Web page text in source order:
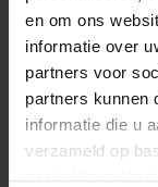
en om ons
informatie over
partners voor
partners kunnen
informatie die u
verzameld op
gaat akkoord
Textuur